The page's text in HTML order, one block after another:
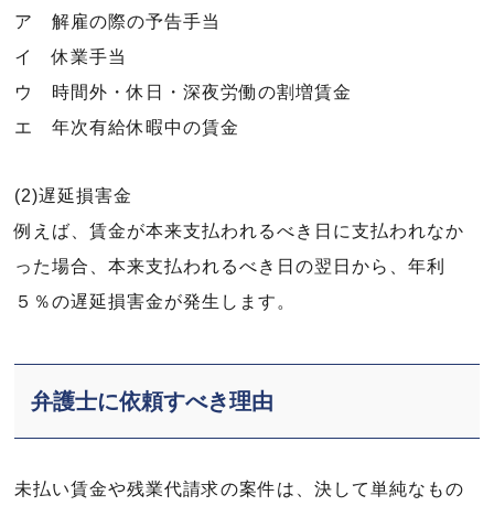
ア 解雇の際の予告手当
イ 休業手当
ウ 時間外・休日・深夜労働の割増賃金
エ 年次有給休暇中の賃金
(2)遅延損害金
例えば、賃金が本来支払われるべき日に支払われなか
った場合、本来支払われるべき日の翌日から、年利
５％の遅延損害金が発生します。
弁護士に依頼すべき理由
未払い賃金や残業代請求の案件は、決して単純なもの